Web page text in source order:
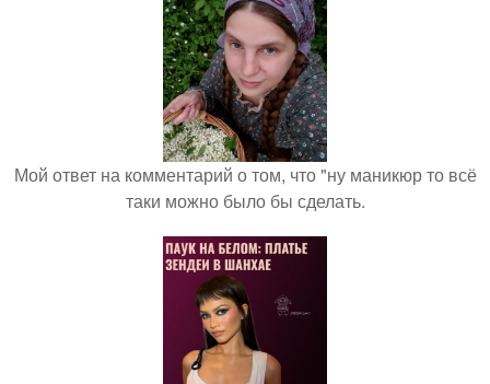
Мой ответ на комментарий о том, что "ну маникюр то всё
таки можно было бы сделать.